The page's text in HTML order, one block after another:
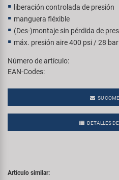
liberación controlada de presión
manguera fléxible
(Des-)montaje sin pérdida de
máx. presión aire 400 psi / 28 bar
Número de artículo:
EAN-Codes:
SU
DETALLES
Artículo similar: